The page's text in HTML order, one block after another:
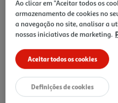
Ao clicar em "Aceitar todos os
armazenamento de cookies no
a navegação no site, analisar a
nossas iniciativas de marketing.
Aceitar todos os cookies
Definições de cookies